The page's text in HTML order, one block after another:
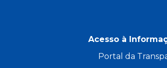
Acesso à
Portal da